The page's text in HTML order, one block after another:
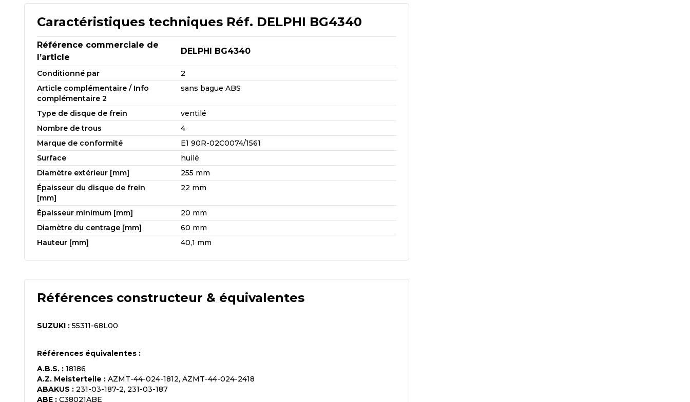
Caractéristiques techniques Réf. DELPHI BG4340
Référence commerciale de
l’article
DELPHI BG4340
Conditionné par
2
Article complémentaire / Info
complémentaire 2
sans bague ABS
Type de disque de frein
ventilé
Nombre de trous
4
Marque de conformité
E1 90R-02C0074/1561
Surface
huilé
Diamètre extérieur [mm]
255 mm
Épaisseur du disque de frein
[mm]
22 mm
Épaisseur minimum [mm]
20 mm
Diamètre du centrage [mm]
60 mm
Hauteur [mm]
40,1 mm
Références constructeur & équivalentes
SUZUKI : 55311-68L00
Références équivalentes :
A.B.S. : 18186
A.Z. Meisterteile : AZMT-44-024-1812, AZMT-44-024-2418
ABAKUS : 231-03-187-2, 231-03-187
ABE : C38021ABE